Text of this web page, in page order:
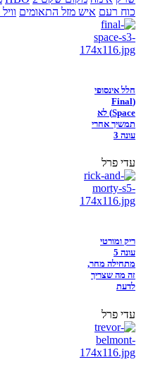
כוח רעם איש מזל התאומים
חלל אינסופי
(Final
Space) לא
תמשיך אחרי
עונה 3
עדי פרל
ריק ומורטי
עונה 5
מתחילה מחר,
זה מה שצריך
לדעת
עדי פרל